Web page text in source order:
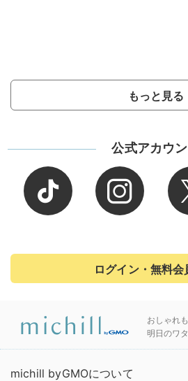
もっと見る
公式アカウン
ログイン・無料会
おしゃれ
明日のワ
michill byGMOについて